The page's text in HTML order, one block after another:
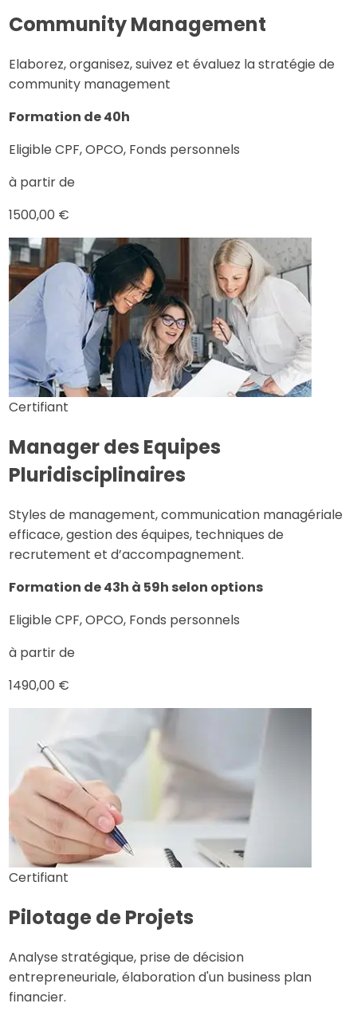
Community Management
Elaborez, organisez, suivez et évaluez la stratégie de
community management
Formation de 40h
Eligible CPF, OPCO, Fonds personnels
à partir de
1500,00 €
Certifiant
Manager des Equipes
Pluridisciplinaires
Styles de management, communication managériale
efficace, gestion des équipes, techniques de
recrutement et d’accompagnement.
Formation de 43h à 59h selon options
Eligible CPF, OPCO, Fonds personnels
à partir de
1490,00 €
Certifiant
Pilotage de Projets
Analyse stratégique, prise de décision
entrepreneuriale, élaboration d'un business plan
financier.